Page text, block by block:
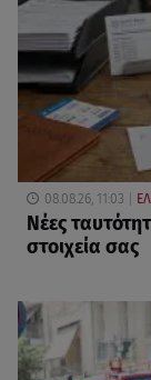
08.08.26, 11:03
Νέες
στοιχεία σας